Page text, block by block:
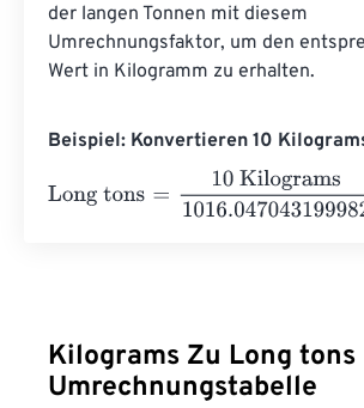
der langen Tonnen mit diesem
Umrechnungsfaktor, um den
Wert in Kilogramm zu erhalten.
Beispiel: Konvertieren 10
Long tons
10 Kilograms
Kilograms Zu Long tons
Umrechnungstabelle